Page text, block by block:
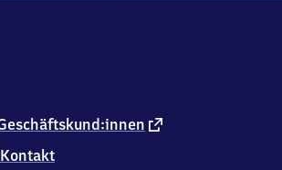
4
7
externer
Kontakt